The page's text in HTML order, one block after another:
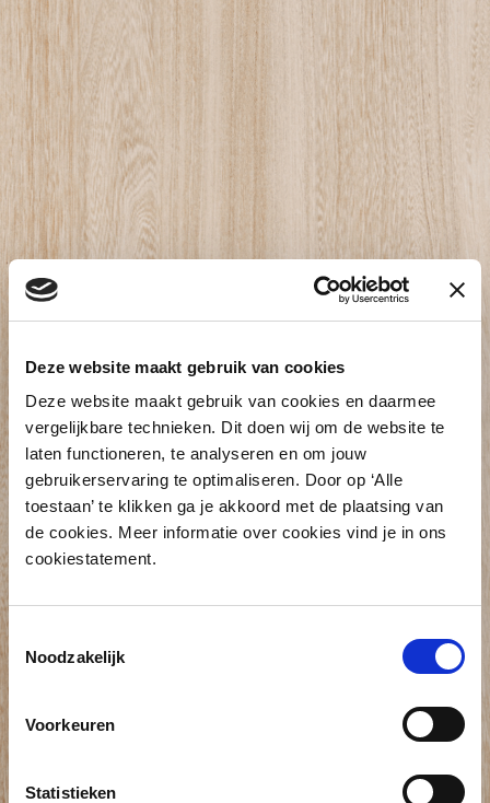
Deze website maakt gebruik van cookies
Deze website maakt gebruik van cookies en daarmee
vergelijkbare technieken. Dit doen wij om de website te
laten functioneren, te analyseren en om jouw
gebruikerservaring te optimaliseren. Door op ‘Alle
toestaan’ te klikken ga je akkoord met de plaatsing van
de cookies. Meer informatie over cookies vind je in ons
cookiestatement.
Noodzakelijk
Voorkeuren
Statistieken
Lock it
safe &
easy
Premium elektronisch sluitsysteem|
Zeer gebruiksvriendelijk | Geïntegreerd